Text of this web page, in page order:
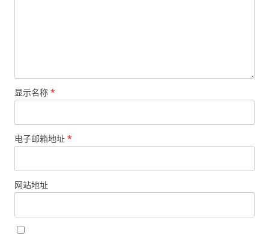
显示名称 *
电子邮箱地址 *
网站地址